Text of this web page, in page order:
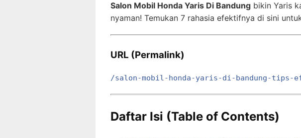
Salon Mobil Honda Yaris Di Bandung bikin Yaris
nyaman! Temukan 7 rahasia efektifnya di sini
URL (Permalink)
/salon-mobil-honda-yaris-di-bandung-tips-
Daftar Isi (Table of Contents)